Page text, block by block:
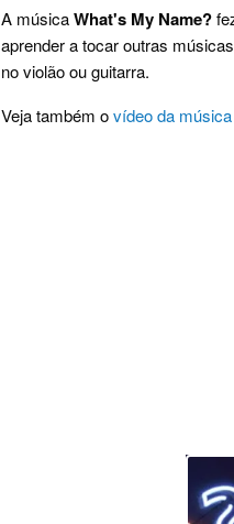
A músicaWhat's My Name?
aprender a tocar outras
no violão ou guitarra.
Veja também ovídeo da música